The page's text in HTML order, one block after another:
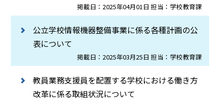
掲載日：2025年04月01日 担当：学校教育課
公立学校情報機器整備事業に係る各種計画の公
表について
掲載日：2025年03月25日 担当：学校教育課
教員業務支援員を配置する学校における働き方
改革に係る取組状況について